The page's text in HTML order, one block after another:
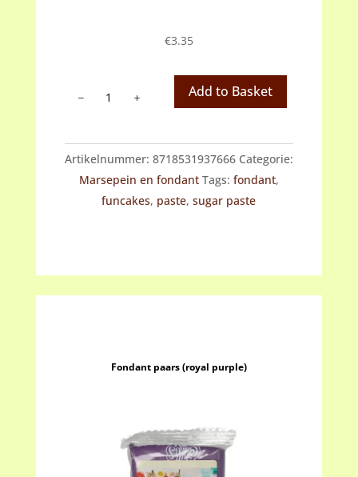
€3.35
violet)
Add to Basket
Artikelnummer: 8718531937666 Categorie:
Marsepein en fondant Tags: fondant,
funcakes, paste,sugar paste
Fondant paars (royal purple)